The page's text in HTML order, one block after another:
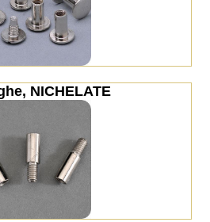
NICHELATE